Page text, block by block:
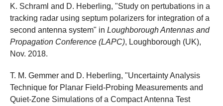
K. Schraml and D. Heberling, "Study on pertubations in a
tracking radar using septum polarizers for integration of a
second antenna system" in Loughborough Antennas and
Propagation Conference (LAPC), Loughborough (UK),
Nov. 2018.
T. M. Gemmer and D. Heberling, "Uncertainty Analysis
Technique for Planar Field-Probing Measurements and
Quiet-Zone Simulations of a Compact Antenna Test